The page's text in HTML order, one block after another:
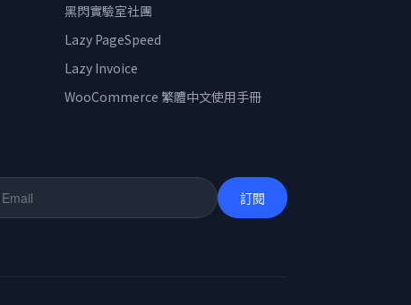
黑閃實驗室社團
Lazy PageSpeed
Lazy Invoice
WooCommerce 繁體中文使用手冊